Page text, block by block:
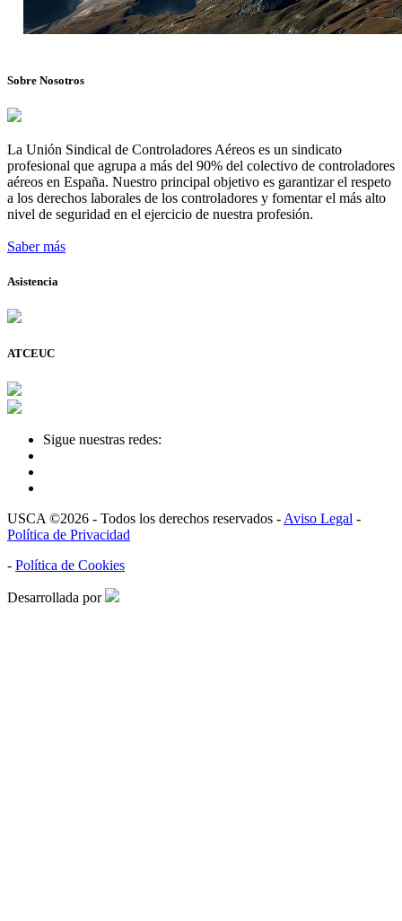
Sobre Nosotros
La Unión Sindical de Controladores Aéreos es un sindicato
profesional que agrupa a más del 90% del colectivo de controladores
aéreos en España. Nuestro principal objetivo es garantizar el respeto
a los derechos laborales de los controladores y fomentar el más alto
nivel de seguridad en el ejercicio de nuestra profesión.
Saber más
Asistencia
ATCEUC
Sigue nuestras redes:
USCA ©2026 - Todos los derechos reservados - Aviso Legal -
Política de Privacidad
- Política de Cookies
Desarrollada por